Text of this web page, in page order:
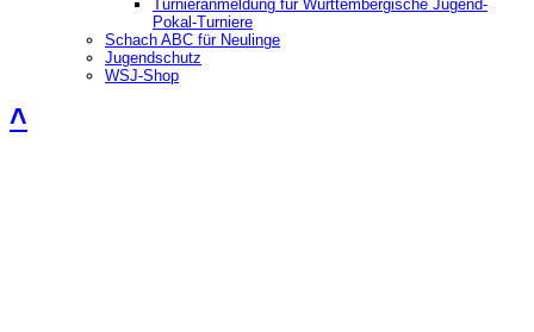
Turnieranmeldung für Württembergische Jugend-
Pokal-Turniere
Schach ABC für Neulinge
Jugendschutz
WSJ-Shop
˄